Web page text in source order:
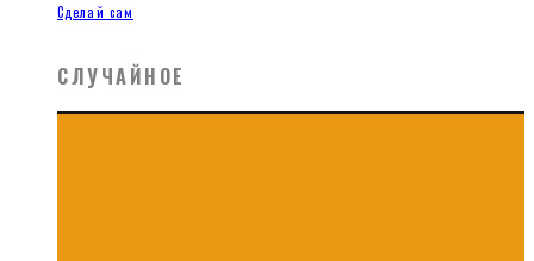
Сделай сам
СЛУЧАЙНОЕ